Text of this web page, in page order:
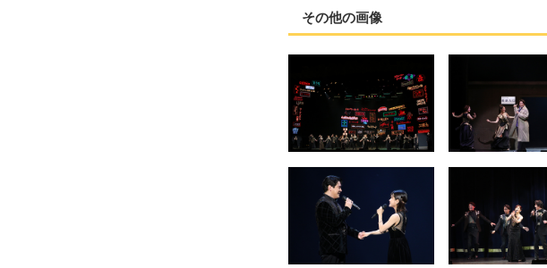
その他の画像